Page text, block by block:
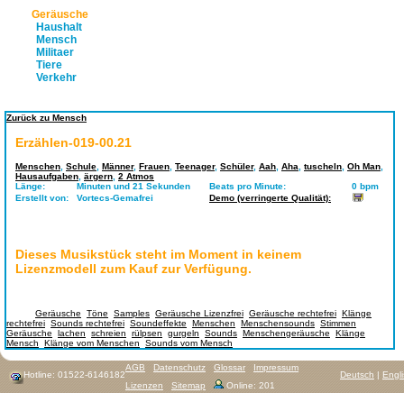
Geräusche
Haushalt
Mensch
Militaer
Tiere
Verkehr
Zurück zu Mensch
Erzählen-019-00.21
Menschen Schule Männer, Frauen Teenager, Schüler, Aah Aha tuscheln Oh Man
Hausaufgaben ärgern 2 Atmos
Länge:
Minuten und 21 Sekunden Beats pro Minute:
0 bpm
Erstellt von:
Vortecs-Gemafrei Demo (verringerte Qualität):
Dieses Musikstück steht im Moment in keinem
Lizenzmodell zum Kauf zur Verfügung.
Geräusche Töne Samples Geräusche Lizenzfrei Geräusche rechtefrei Klänge
rechtefrei Sounds rechtefrei Soundeffekte Menschen Menschensounds Stimmen
Geräusche
lachen schreien rülpsen gurgeln Sounds Menschengeräusche
Klänge
Mensch
Klänge vom Menschen Sounds vom Mensch
Hotline: 01522-6146182 Deutsch |
AGB Datenschutz Glossar
Impressum
Lizenzen
Sitemap Online: 201